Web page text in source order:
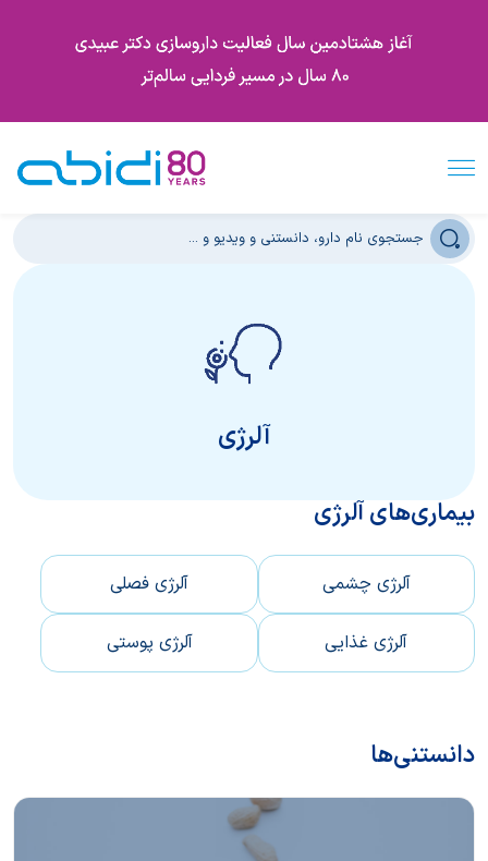
آلرژی
بیماری‌های آلرژی
آلرژی چشمی آلرژی فصلی
آلرژی غذایی آلرژی پوستی
دانستنی‌ها